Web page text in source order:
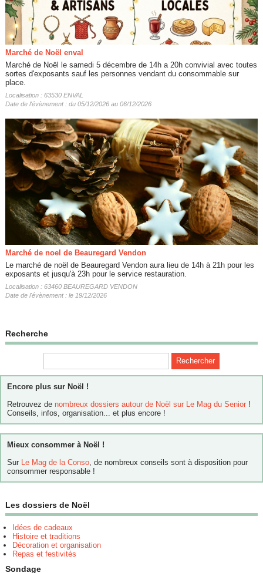
Marché de Noël enval
Marché de Noël le samedi 5 décembre de 14h a 20h convivial avec toutes
sortes d'exposants sauf les personnes vendant du consommable sur
place.
Localisation : 63530 ENVAL
Date de l'évènement : du 05/12/2026 au 06/12/2026
Marché de noel de Beauregard Vendon
Le marché de noël de Beauregard Vendon aura lieu de 14h à 21h pour les
exposants et jusqu'à 23h pour le service restauration.
Localisation : 63460 BEAUREGARD VENDON
Date de l'évènement : le 19/12/2026
Recherche
Encore plus sur Noël !
Retrouvez de nombreux dossiers autour de Noël sur Le Mag du Senior !
Conseils, infos, organisation... et plus encore !
Mieux consommer à Noël !
Sur Le Mag de la Conso, de nombreux conseils sont à disposition pour
consommer responsable !
Les dossiers de Noël
Idées de cadeaux
Histoire et traditions
Décoration et organisation
Repas et festivités
Sondage